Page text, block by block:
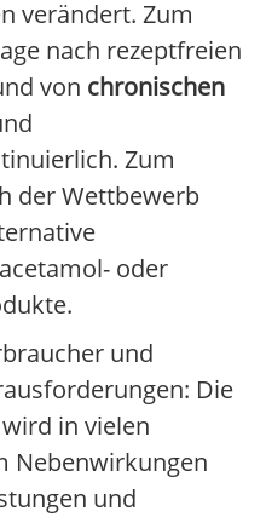
verändert. Zum
nach rezeptfreien
von chronischen
Zum
der Wettbewerb
oder
und
Die
in vielen
Nebenwirkungen
und